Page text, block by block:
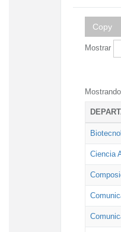
Copy
Mostrar
Ciencia